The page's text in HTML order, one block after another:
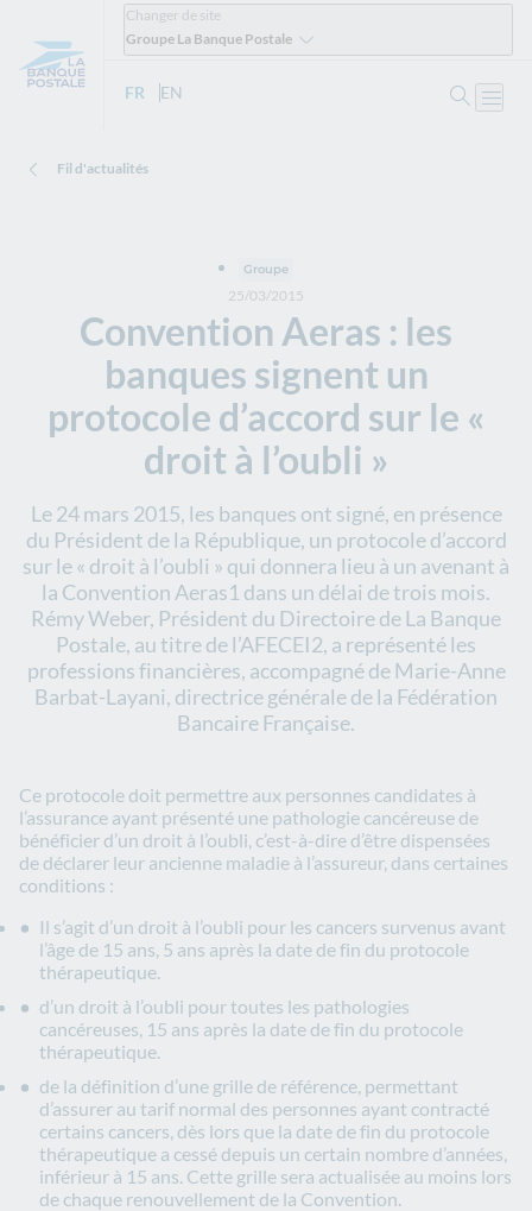
Changer de site
Groupe La Banque Postale
FR - Version française
EN
Fil d'actualités
Convention Aeras : les
banques signent un
protocole d’accord sur le «
droit à l’oubli »
25/03/2015
Groupe
Le 24 mars 2015, les banques ont signé, en présence
du Président de la République, un protocole d’accord
sur le « droit à l’oubli » qui donnera lieu à un avenant à
la Convention Aeras1 dans un délai de trois mois.
Rémy Weber, Président du Directoire de La Banque
Postale, au titre de l’AFECEI2, a représenté les
professions financières, accompagné de Marie-Anne
Barbat-Layani, directrice générale de la Fédération
Bancaire Française.
Ce protocole doit permettre aux personnes candidates à
l’assurance ayant présenté une pathologie cancéreuse de
bénéficier d’un droit à l’oubli, c’est-à-dire d’être dispensées
de déclarer leur ancienne maladie à l’assureur, dans certaines
conditions :
Il s’agit d’un droit à l’oubli pour les cancers survenus avant
l’âge de 15 ans, 5 ans après la date de fin du protocole
thérapeutique.
d’un droit à l’oubli pour toutes les pathologies
cancéreuses, 15 ans après la date de fin du protocole
thérapeutique.
de la définition d’une grille de référence, permettant
d’assurer au tarif normal des personnes ayant contracté
certains cancers, dès lors que la date de fin du protocole
thérapeutique a cessé depuis un certain nombre d’années,
inférieur à 15 ans. Cette grille sera actualisée au moins lors
de chaque renouvellement de la Convention.